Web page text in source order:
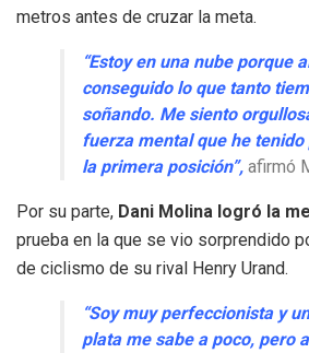
metros antes de cruzar la meta.
“Estoy en una nube porque
conseguido lo que tanto
soñando. Me siento
fuerza mental que he
la primera posición”, afirmó
Por su parte, Dani Molina logró la
prueba en la que se vio sorprendido
de ciclismo de su rival Henry Urand.
“Soy muy perfeccionista y
plata me sabe a poco, pero